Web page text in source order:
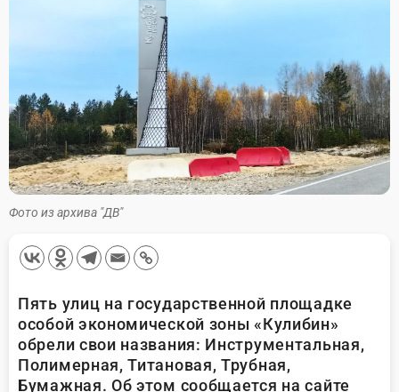
Фото из архива "ДВ"
Пять улиц на государственной площадке
особой экономической зоны «Кулибин»
обрели свои названия: Инструментальная,
Полимерная, Титановая, Трубная,
Бумажная. Об этом сообщается на сайте